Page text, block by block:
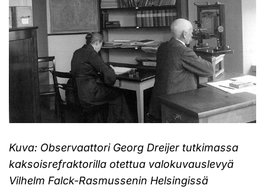
Kuva: Observaattori Georg Dreijer tutkimassa
kaksoisrefraktorilla otettua valokuvauslevyä
Vilhelm Falck-Rasmussenin Helsingissä